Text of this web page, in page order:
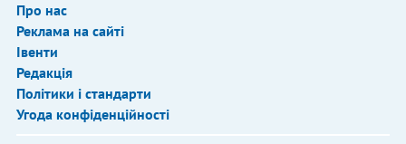
Про нас
Реклама на сайті
Івенти
Редакція
Політики і стандарти
Угода конфіденційності